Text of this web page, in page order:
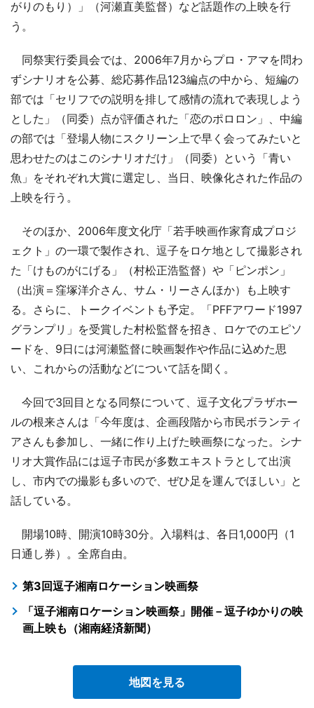
がりのもり）」（河瀬直美監督）など話題作の上映を行
う。
同祭実行委員会では、2006年7月からプロ・アマを問わ
ずシナリオを公募、総応募作品123編点の中から、短編の
部では「セリフでの説明を排して感情の流れで表現しよう
とした」（同委）点が評価された「恋のポロロン」、中編
の部では「登場人物にスクリーン上で早く会ってみたいと
思わせたのはこのシナリオだけ」（同委）という「青い
魚」をそれぞれ大賞に選定し、当日、映像化された作品の
上映を行う。
そのほか、2006年度文化庁「若手映画作家育成プロジ
ェクト」の一環で製作され、逗子をロケ地として撮影され
た「けものがにげる」（村松正浩監督）や「ピンポン」
（出演＝窪塚洋介さん、サム・リーさんほか）も上映す
る。さらに、トークイベントも予定。「PFFアワード1997
グランプリ」を受賞した村松監督を招き、ロケでのエピソ
ードを、9日には河瀬監督に映画製作や作品に込めた思
い、これからの活動などについて話を聞く。
今回で3回目となる同祭について、逗子文化プラザホー
ルの根来さんは「今年度は、企画段階から市民ボランティ
アさんも参加し、一緒に作り上げた映画祭になった。シナ
リオ大賞作品には逗子市民が多数エキストラとして出演
し、市内での撮影も多いので、ぜひ足を運んでほしい」と
話している。
開場10時、開演10時30分。入場料は、各日1,000円（1
日通し券）。全席自由。
第3回逗子湘南ロケーション映画祭
「逗子湘南ロケーション映画祭」開催－逗子ゆかりの映
画上映も（湘南経済新聞）
地図を見る